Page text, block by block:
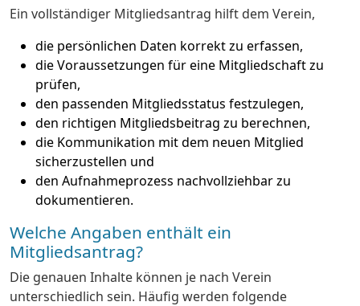
Ein vollständiger Mitgliedsantrag hilft dem Verein,
die persönlichen Daten korrekt zu erfassen,
die Voraussetzungen für eine Mitgliedschaft zu
prüfen,
den passenden Mitgliedsstatus festzulegen,
den richtigen Mitgliedsbeitrag zu berechnen,
die Kommunikation mit dem neuen Mitglied
sicherzustellen und
den Aufnahmeprozess nachvollziehbar zu
dokumentieren.
Welche Angaben enthält ein
Mitgliedsantrag?
Die genauen Inhalte können je nach Verein
unterschiedlich sein. Häufig werden folgende